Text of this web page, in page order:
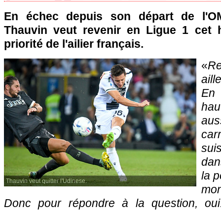
En échec depuis son départ de
Thauvin veut revenir en Ligue 1 cet
priorité de l'ailier français.
Thauvin veut quitter l'Udinese.
«
En
la
Donc pour répondre à la question,